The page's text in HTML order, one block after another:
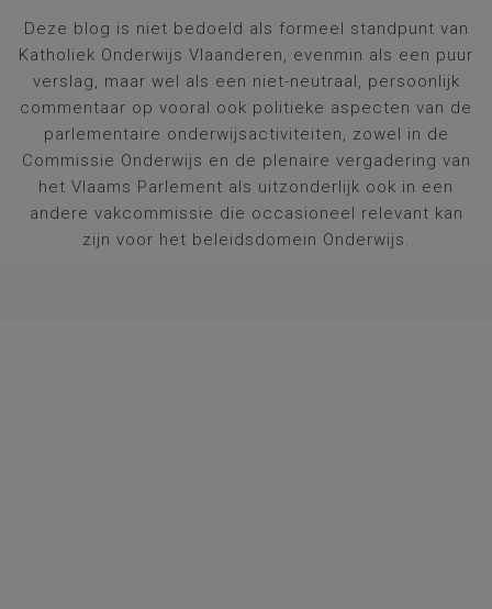
Deze blog is niet bedoeld als formeel standpunt van
Katholiek Onderwijs Vlaanderen, evenmin als een puur
verslag, maar wel als een niet-neutraal, persoonlijk
commentaar op vooral ook politieke aspecten van de
parlementaire onderwijsactiviteiten, zowel in de
Commissie Onderwijs en de plenaire vergadering van
het Vlaams Parlement als uitzonderlijk ook in een
andere vakcommissie die occasioneel relevant kan
zijn voor het beleidsdomein Onderwijs.